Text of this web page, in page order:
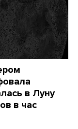
в Луну
в час